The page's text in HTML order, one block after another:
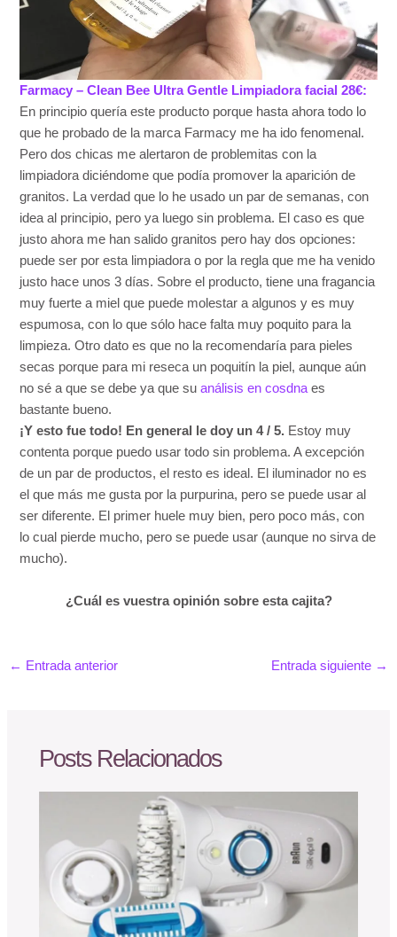
Farmacy – Clean Bee Ultra Gentle Limpiadora facial 28€:
En principio quería este producto porque hasta ahora todo lo
que he probado de la marca Farmacy me ha ido fenomenal.
Pero dos chicas me alertaron de problemitas con la
limpiadora diciéndome que podía promover la aparición de
granitos. La verdad que lo he usado un par de semanas, con
idea al principio, pero ya luego sin problema. El caso es que
justo ahora me han salido granitos pero hay dos opciones:
puede ser por esta limpiadora o por la regla que me ha venido
justo hace unos 3 días. Sobre el producto, tiene una fragancia
muy fuerte a miel que puede molestar a algunos y es muy
espumosa, con lo que sólo hace falta muy poquito para la
limpieza. Otro dato es que no la recomendaría para pieles
secas porque para mi reseca un poquitín la piel, aunque aún
no sé a que se debe ya que su análisis en cosdna es
bastante bueno.
¡Y esto fue todo! En general le doy un 4 / 5. Estoy muy
contenta porque puedo usar todo sin problema. A excepción
de un par de productos, el resto es ideal. El iluminador no es
el que más me gusta por la purpurina, pero se puede usar al
ser diferente. El primer huele muy bien, pero poco más, con
lo cual pierde mucho, pero se puede usar (aunque no sirva de
mucho).
¿Cuál es vuestra opinión sobre esta cajita?
← Entrada anterior Entrada siguiente →
Posts Relacionados